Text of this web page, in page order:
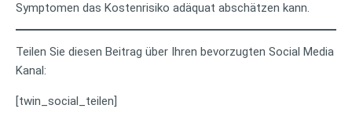
Symptomen das Kostenrisiko adäquat abschätzen kann.
Teilen Sie diesen Beitrag über Ihren bevorzugten Social Media
Kanal:
[twin_social_teilen]